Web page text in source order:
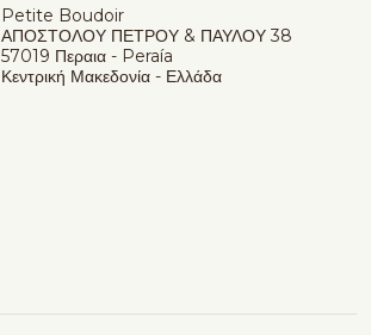
Petite Boudoir
ΑΠΟΣΤΟΛΟΥ ΠΕΤΡΟΥ & ΠΑΥΛΟΥ 38
57019 Περαια - Peraía
Κεντρική Μακεδονία - Ελλάδα